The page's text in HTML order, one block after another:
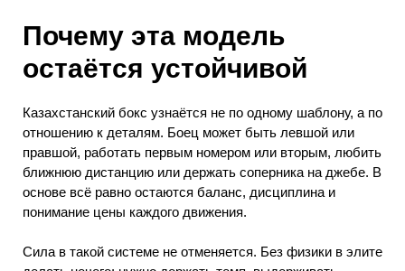
Почему эта модель
остаётся устойчивой
Казахстанский бокс узнаётся не по одному шаблону, а по
отношению к деталям. Боец может быть левшой или
правшой, работать первым номером или вторым, любить
ближнюю дистанцию или держать соперника на джебе. В
основе всё равно остаются баланс, дисциплина и
понимание цены каждого движения.
Сила в такой системе не отменяется. Без физики в элите